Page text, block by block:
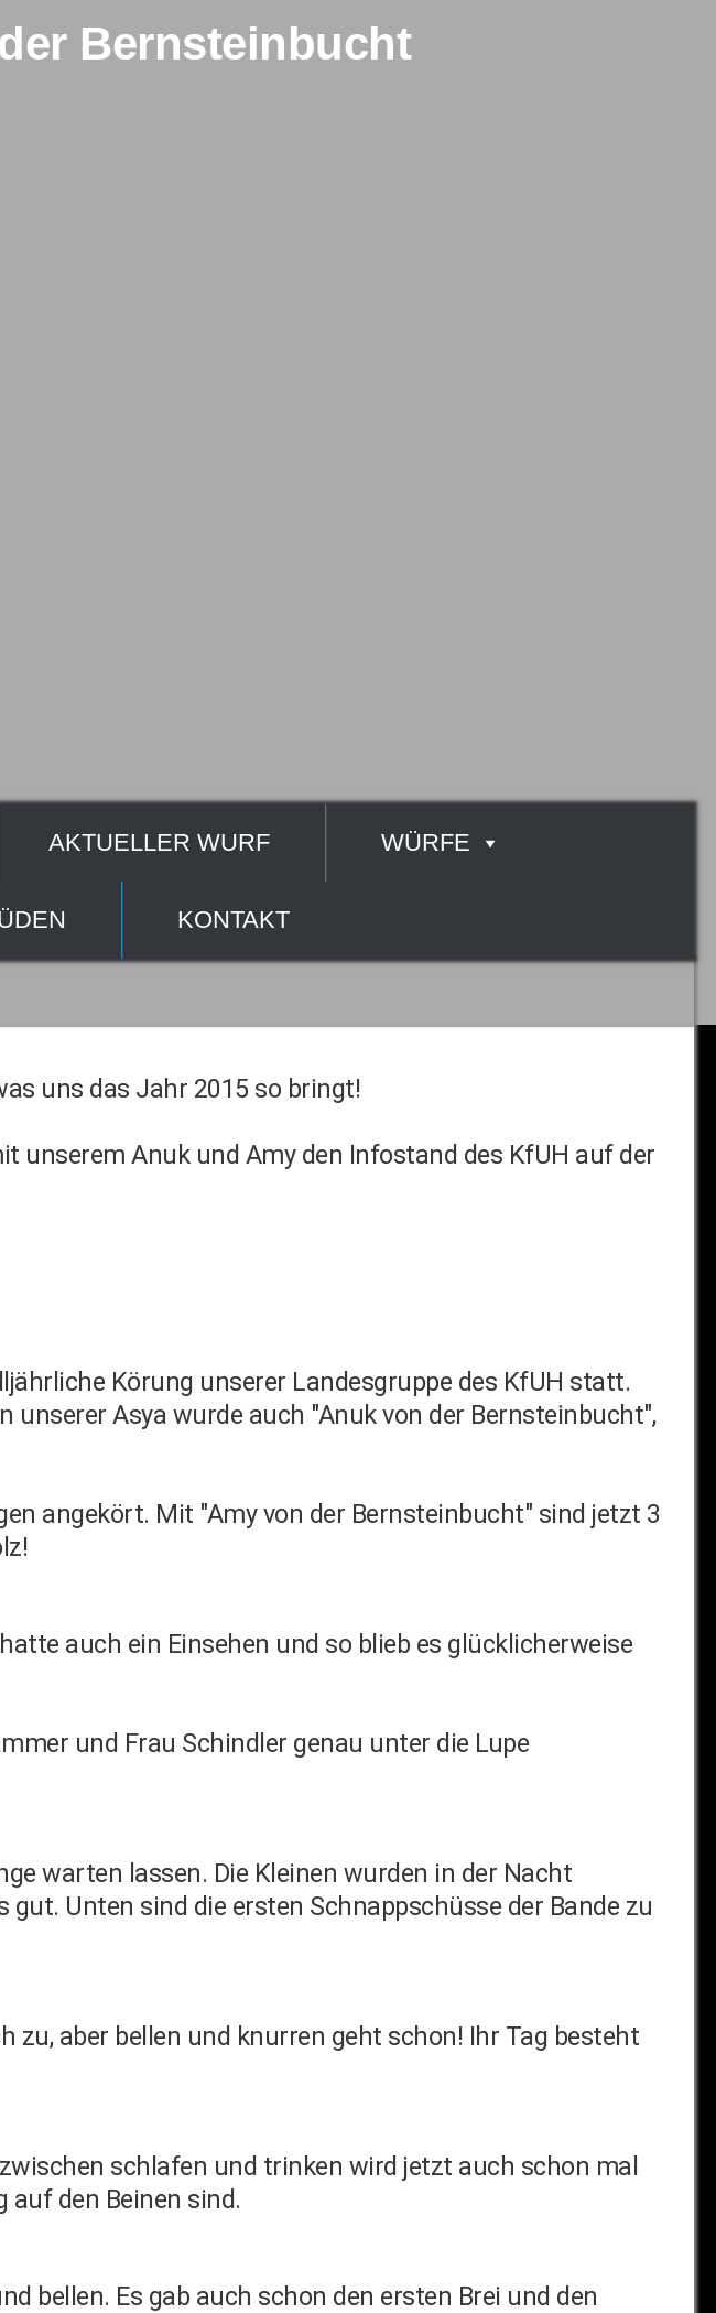
AKTUELLER WURF WÜRFE
KONTAKT
uns das Jahr 2015 so bringt!
Anuk und Amy den Infostand des KfUH auf der
Körung unserer Landesgruppe des KfUH statt.
unserer Asya wurde auch "Anuk von der Bernsteinbucht",
angekört. Mit "Amy von der Bernsteinbucht" sind jetzt 3
auch ein Einsehen und so blieb es glücklicherweise
und Frau Schindler genau unter die Lupe
warten lassen. Die Kleinen wurden in der Nacht
Unten sind die ersten Schnappschüsse der Bande zu
zu, aber bellen und knurren geht schon! Ihr Tag besteht
schlafen und trinken wird jetzt auch schon mal
auf den Beinen sind.
bellen. Es gab auch schon den ersten Brei und den